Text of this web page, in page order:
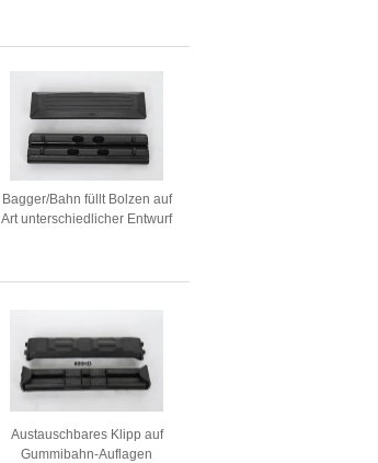
Bagger/Bahn füllt Bolzen auf
Art unterschiedlicher Entwurf
Austauschbares Klipp auf
Gummibahn-Auflagen